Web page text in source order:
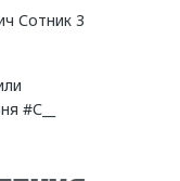
Сотник 3
#С__